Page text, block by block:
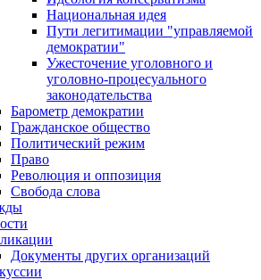
Национальная идея
Пути легитимации "управляемой
демократии"
Ужесточение уголовного и
уголовно-процесуального
законодательства
Барометр демократии
Гражданское общество
Политический режим
Право
Революция и оппозиция
Свобода слова
Документы других организаций